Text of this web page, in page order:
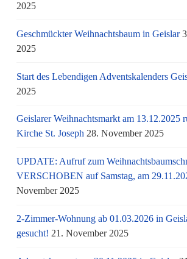
2025
Geschmückter Weihnachtsbaum in Geislar
2025
Start des Lebendigen Adventskalenders
2025
Geislarer Weihnachtsmarkt am 13.12.2025
Kirche St. Joseph 28. November 2025
UPDATE: Aufruf zum
VERSCHOBEN auf Samstag, am
November 2025
2-Zimmer-Wohnung ab 01.03.2026 in
gesucht! 21. November 2025